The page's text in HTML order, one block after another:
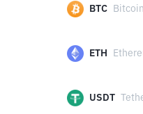
BTC Bitcoin
ETH
USDT